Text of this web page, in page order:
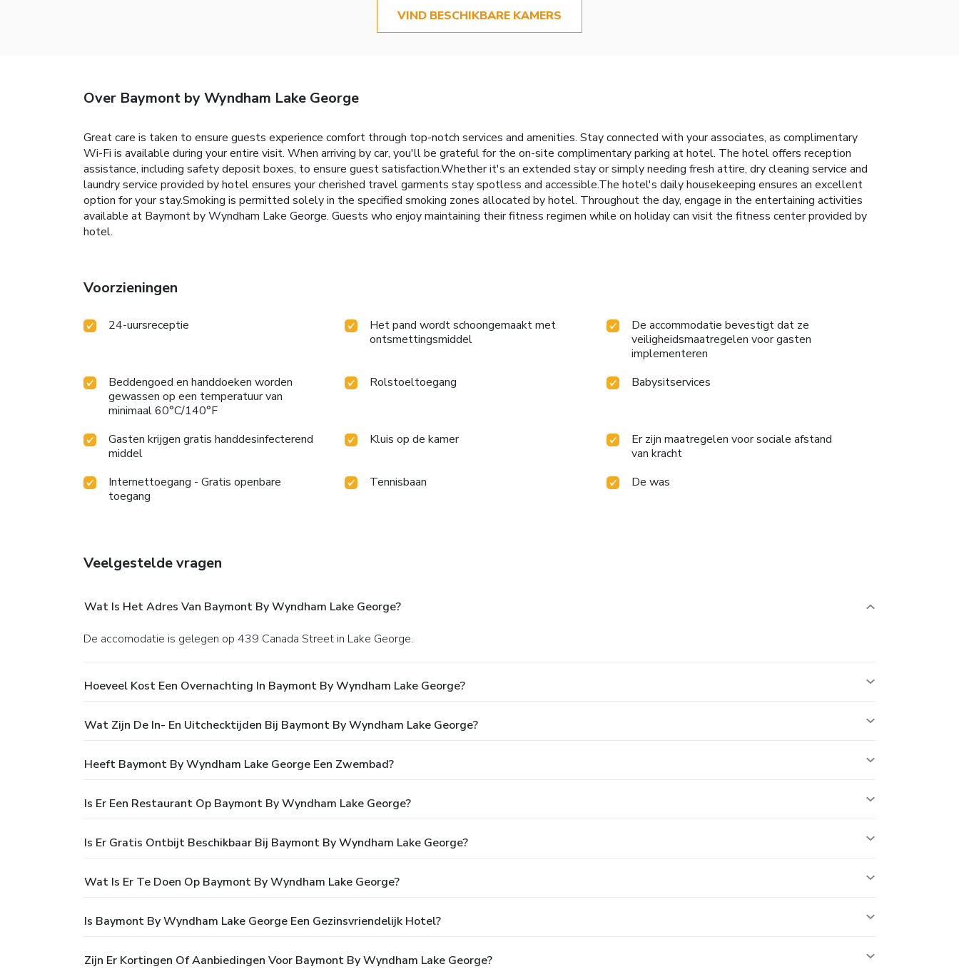
VIND BESCHIKBARE KAMERS
Over Baymont by Wyndham Lake George
Great care is taken to ensure guests experience comfort through top-notch services and amenities. Stay connected with your associates, as complimentary
Wi-Fi is available during your entire visit. When arriving by car, you'll be grateful for the on-site complimentary parking at hotel. The hotel offers reception
assistance, including safety deposit boxes, to ensure guest satisfaction.Whether it's an extended stay or simply needing fresh attire, dry cleaning service and
laundry service provided by hotel ensures your cherished travel garments stay spotless and accessible.The hotel's daily housekeeping ensures an excellent
option for your stay.Smoking is permitted solely in the specified smoking zones allocated by hotel. Throughout the day, engage in the entertaining activities
available at Baymont by Wyndham Lake George. Guests who enjoy maintaining their fitness regimen while on holiday can visit the fitness center provided by
hotel.
Voorzieningen
24-uursreceptie
Het pand wordt schoongemaakt met
ontsmettingsmiddel
De accommodatie bevestigt dat ze
veiligheidsmaatregelen voor gasten
implementeren
Beddengoed en handdoeken worden
gewassen op een temperatuur van
minimaal 60°C/140°F
Rolstoeltoegang Babysitservices
Gasten krijgen gratis handdesinfecterend
middel
Kluis op de kamer
Er zijn maatregelen voor sociale afstand
van kracht
Internettoegang - Gratis openbare
toegang
Tennisbaan De was
Veelgestelde vragen
Wat Is Het Adres Van Baymont By Wyndham Lake George?
De accomodatie is gelegen op 439 Canada Street in Lake George.
Hoeveel Kost Een Overnachting In Baymont By Wyndham Lake George?
Wat Zijn De In- En Uitchecktijden Bij Baymont By Wyndham Lake George?
Heeft Baymont By Wyndham Lake George Een Zwembad?
Is Er Een Restaurant Op Baymont By Wyndham Lake George?
Is Er Gratis Ontbijt Beschikbaar Bij Baymont By Wyndham Lake George?
Wat Is Er Te Doen Op Baymont By Wyndham Lake George?
Is Baymont By Wyndham Lake George Een Gezinsvriendelijk Hotel?
Zijn Er Kortingen Of Aanbiedingen Voor Baymont By Wyndham Lake George?